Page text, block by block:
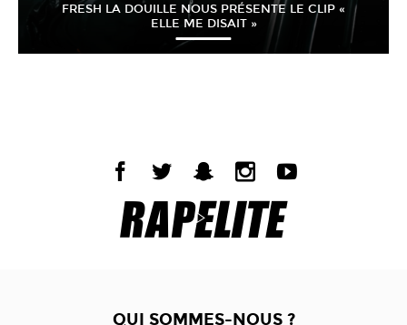
FRESH LA DOUILLE NOUS PRÉSENTE LE CLIP «
ELLE ME DISAIT »
QUI SOMMES-NOUS ?